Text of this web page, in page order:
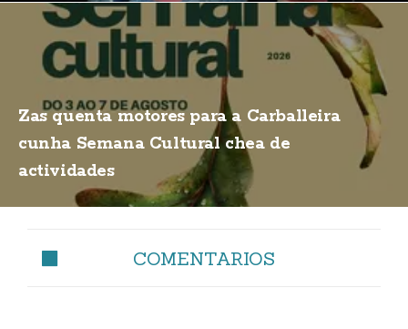
Zas quenta motores para a Carballeira
cunha Semana Cultural chea de
actividades
COMENTARIOS